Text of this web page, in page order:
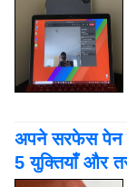
अपने सरफेस पेन
5 युक्तियाँ और